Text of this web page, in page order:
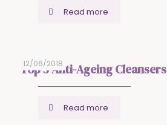
Read more
12/06/2018
Top 5 Anti-Ageing Cleansers
Read more